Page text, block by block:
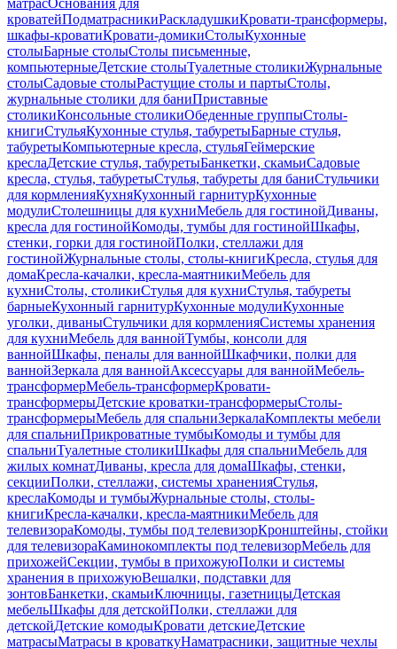
матрасОснования для
кроватейПодматрасникиРаскладушкиКровати-трансформеры,
шкафы-кроватиКровати-домикиСтолыКухонные
столыБарные столыСтолы письменные,
компьютерныеДетские столыТуалетные столикиЖурнальные
столыСадовые столыРастущие столы и партыСтолы,
журнальные столики для баниПриставные
столикиКонсольные столикиОбеденные группыСтолы-
книгиСтульяКухонные стулья, табуретыБарные стулья,
табуретыКомпьютерные кресла, стульяГеймерские
креслаДетские стулья, табуретыБанкетки, скамьиСадовые
кресла, стулья, табуретыСтулья, табуреты для баниСтульчики
для кормленияКухняКухонный гарнитурКухонные
модулиСтолешницы для кухниМебель для гостинойДиваны,
кресла для гостинойКомоды, тумбы для гостинойШкафы,
стенки, горки для гостинойПолки, стеллажи для
гостинойЖурнальные столы, столы-книгиКресла, стулья для
домаКресла-качалки, кресла-маятникиМебель для
кухниСтолы, столикиСтулья для кухниСтулья, табуреты
барныеКухонный гарнитурКухонные модулиКухонные
уголки, диваныСтульчики для кормленияСистемы хранения
для кухниМебель для ваннойТумбы, консоли для
ваннойШкафы, пеналы для ваннойШкафчики, полки для
ваннойЗеркала для ваннойАксессуары для ваннойМебель-
трансформерМебель-трансформерКровати-
трансформерыДетские кроватки-трансформерыСтолы-
трансформерыМебель для спальниЗеркалаКомплекты мебели
для спальниПрикроватные тумбыКомоды и тумбы для
спальниТуалетные столикиШкафы для спальниМебель для
жилых комнатДиваны, кресла для домаШкафы, стенки,
секцииПолки, стеллажи, системы храненияСтулья,
креслаКомоды и тумбыЖурнальные столы, столы-
книгиКресла-качалки, кресла-маятникиМебель для
телевизораКомоды, тумбы под телевизорКронштейны, стойки
для телевизораКаминокомплекты под телевизорМебель для
прихожейСекции, тумбы в прихожуюПолки и системы
хранения в прихожуюВешалки, подставки для
зонтовБанкетки, скамьиКлючницы, газетницыДетская
мебельШкафы для детскойПолки, стеллажи для
детскойДетские комодыКровати детскиеДетские
матрасыМатрасы в кроваткуНаматрасники, защитные чехлы